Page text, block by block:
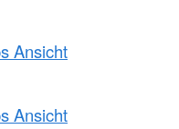
Ansicht
Ansicht